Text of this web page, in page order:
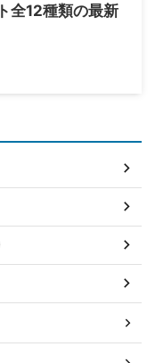
全12種類の最新